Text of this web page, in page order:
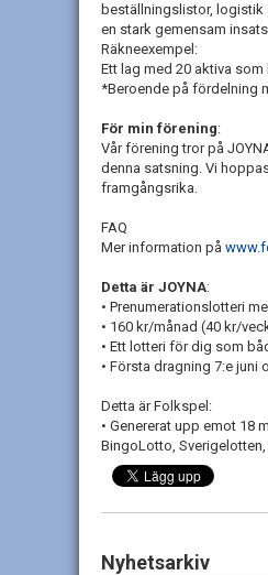
beställningslistor, logistik
en stark gemensam
Räkneexempel:
Ett lag med 20 aktiva
*Beroende på fördelning
För min förening:
Vår förening tror på
denna satsning. Vi
framgångsrika.
FAQ
Mer information på
Detta är JOYNA:
• Prenumerationslotteri
• 160 kr/månad (40 kr/
• Ett lotteri för dig som
• Första dragning 7:e juni
Detta är Folkspel:
• Genererat upp emot 18
BingoLotto,
Nyhetsarkiv